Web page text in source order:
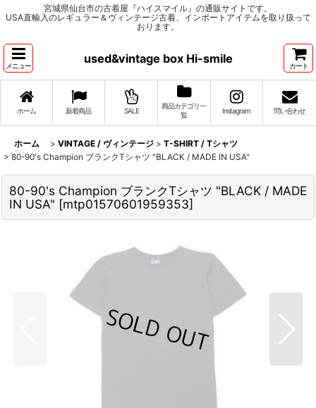
宮城県仙台市の古着屋『ハイスマイル』の通販サイトです。
USA直輸入のレギュラー＆ヴィンテージ古着、インポートアイテムを取り扱って
おります。
メニュー
used&vintage box Hi-smile
カート
ホーム 新着商品 SALE
商品カテゴリ一
覧
Instagram 問い合わせ
ホーム > VINTAGE / ヴィンテージ > T-SHIRT / Tシャツ
> 80-90's Champion ブランクTシャツ "BLACK / MADE IN USA"
80-90's Champion ブランクTシャツ "BLACK / MADE
IN USA" [mtp01570601959353]